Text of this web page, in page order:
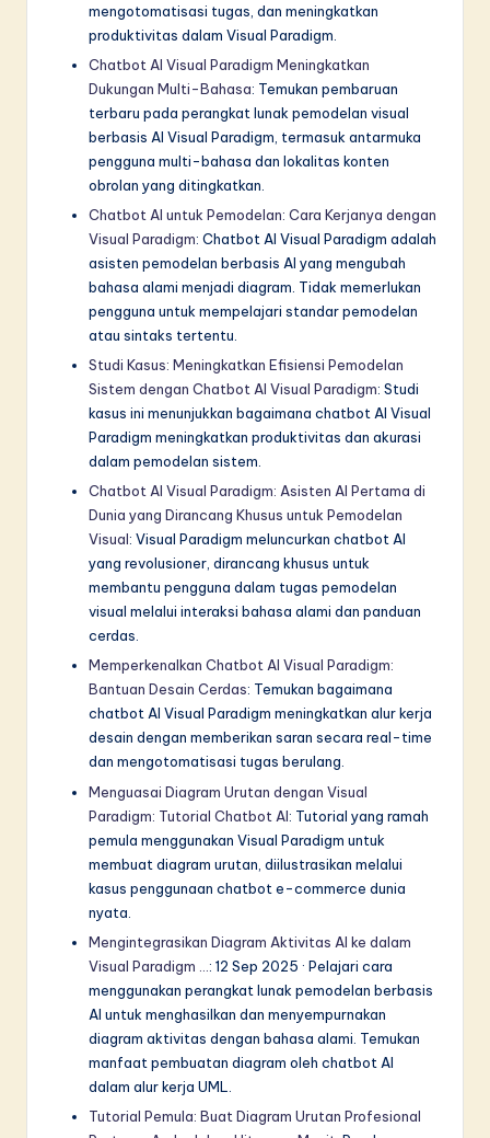
mengotomatisasi tugas, dan meningkatkan
produktivitas dalam Visual Paradigm.
Chatbot AI Visual Paradigm Meningkatkan
Dukungan Multi-Bahasa: Temukan pembaruan
terbaru pada perangkat lunak pemodelan visual
berbasis AI Visual Paradigm, termasuk antarmuka
pengguna multi-bahasa dan lokalitas konten
obrolan yang ditingkatkan.
Chatbot AI untuk Pemodelan: Cara Kerjanya dengan
Visual Paradigm: Chatbot AI Visual Paradigm adalah
asisten pemodelan berbasis AI yang mengubah
bahasa alami menjadi diagram. Tidak memerlukan
pengguna untuk mempelajari standar pemodelan
atau sintaks tertentu.
Studi Kasus: Meningkatkan Efisiensi Pemodelan
Sistem dengan Chatbot AI Visual Paradigm: Studi
kasus ini menunjukkan bagaimana chatbot AI Visual
Paradigm meningkatkan produktivitas dan akurasi
dalam pemodelan sistem.
Chatbot AI Visual Paradigm: Asisten AI Pertama di
Dunia yang Dirancang Khusus untuk Pemodelan
Visual: Visual Paradigm meluncurkan chatbot AI
yang revolusioner, dirancang khusus untuk
membantu pengguna dalam tugas pemodelan
visual melalui interaksi bahasa alami dan panduan
cerdas.
Memperkenalkan Chatbot AI Visual Paradigm:
Bantuan Desain Cerdas: Temukan bagaimana
chatbot AI Visual Paradigm meningkatkan alur kerja
desain dengan memberikan saran secara real-time
dan mengotomatisasi tugas berulang.
Menguasai Diagram Urutan dengan Visual
Paradigm: Tutorial Chatbot AI: Tutorial yang ramah
pemula menggunakan Visual Paradigm untuk
membuat diagram urutan, diilustrasikan melalui
kasus penggunaan chatbot e-commerce dunia
nyata.
Mengintegrasikan Diagram Aktivitas AI ke dalam
Visual Paradigm … : 12 Sep 2025 · Pelajari cara
menggunakan perangkat lunak pemodelan berbasis
AI untuk menghasilkan dan menyempurnakan
diagram aktivitas dengan bahasa alami. Temukan
manfaat pembuatan diagram oleh chatbot AI
dalam alur kerja UML.
Tutorial Pemula: Buat Diagram Urutan Profesional